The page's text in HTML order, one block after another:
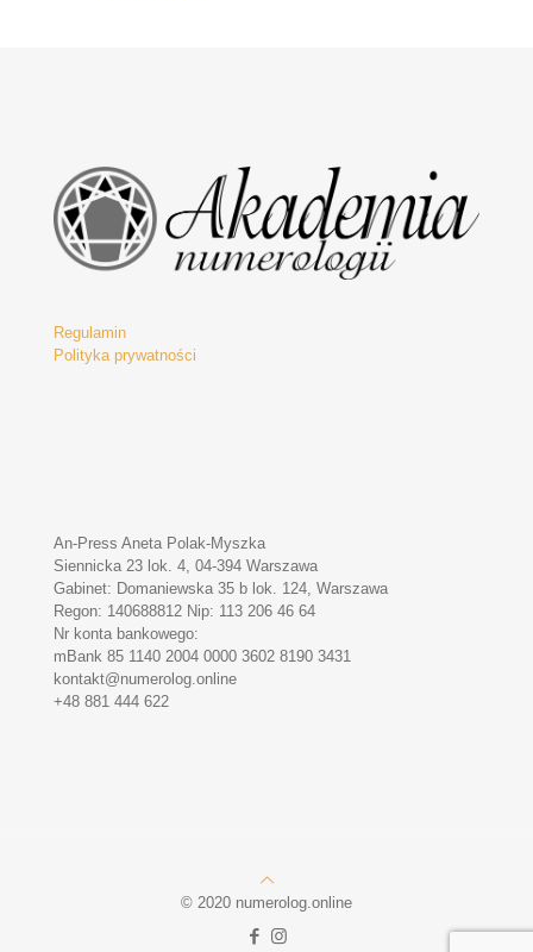
Regulamin
Polityka prywatności
An-Press Aneta Polak-Myszka
Siennicka 23 lok. 4, 04-394 Warszawa
Gabinet: Domaniewska 35 b lok. 124, Warszawa
Regon: 140688812 Nip: 113 206 46 64
Nr konta bankowego:
mBank 85 1140 2004 0000 3602 8190 3431
kontakt@numerolog.online
+48 881 444 622
© 2020 numerolog.online